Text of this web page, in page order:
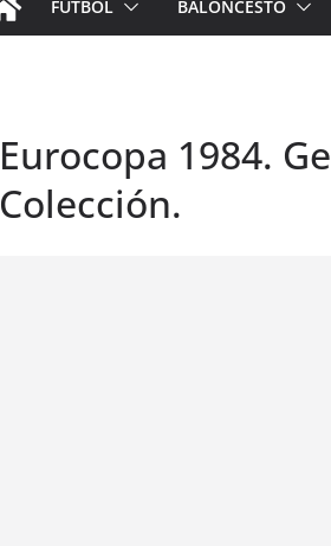
FÚTBOL BALONCESTO
Eurocopa 1984.
Colección.